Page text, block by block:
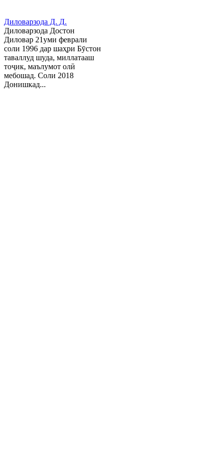
Диловарзода Д. Д.
Диловарзода Достон
Диловар 21уми феврали
соли 1996 дар шаҳри Бӯстон
таваллуд шуда, миллатааш
тоҷик, маълумот олӣ
мебошад. Соли 2018
Донишкад...